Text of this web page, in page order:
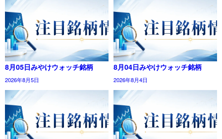
8月05日みやけウォッチ銘柄
2026年8月5日
8月04日みやけウォッチ銘柄
2026年8月4日